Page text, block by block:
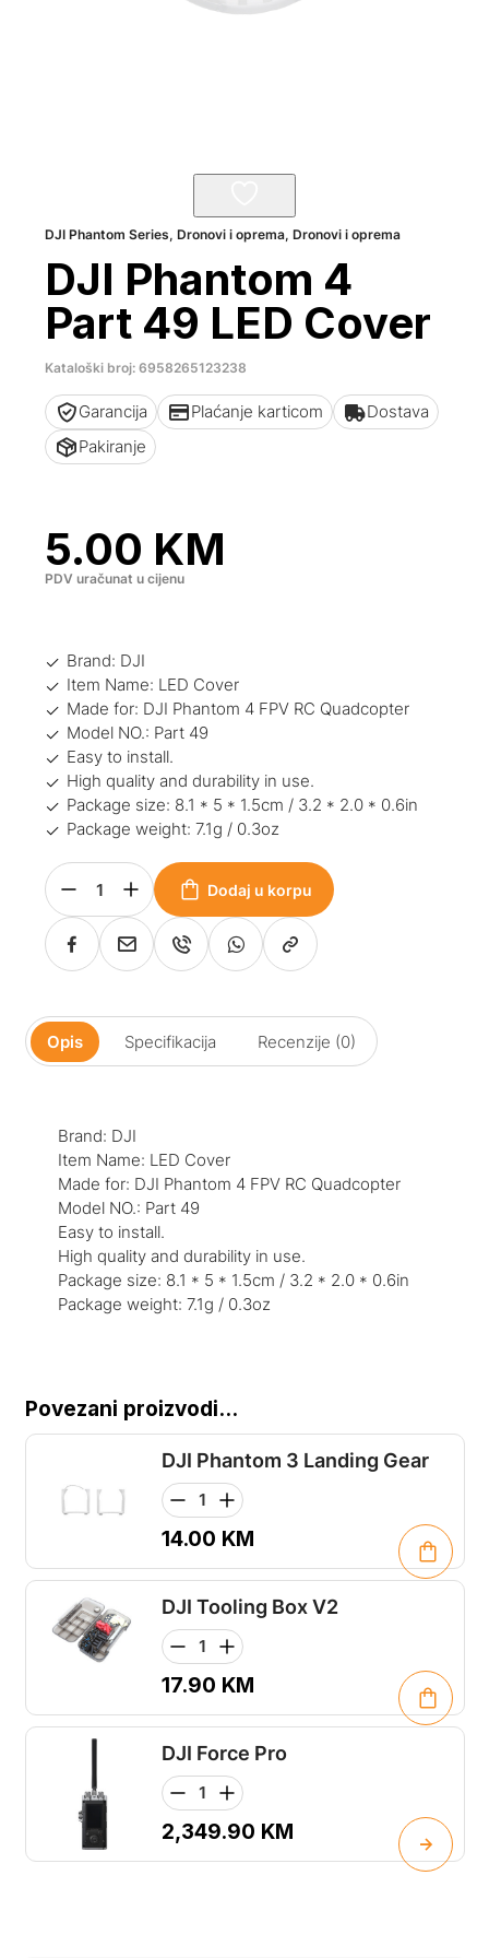
DJI Phantom Series,Dronovi i oprema,Dronovi i oprema
DJI Phantom 4
Part 49 LED Cover
Kataloški broj: 6958265123238
Garancija Plaćanje karticom
Dostava
Pakiranje
5.00 KM
PDV uračunat u cijenu
Brand: DJI
Item Name: LED Cover
Made for: DJI Phantom 4 FPV RC Quadcopter
Model NO.: Part 49
Easy to install.
High quality and durability in use.
Package size: 8.1 * 5 * 1.5cm / 3.2 * 2.0 * 0.6in
Package weight: 7.1g / 0.3oz
Dodaj u korpu
Opis Specifikacija Recenzije (0)
Brand: DJI
Item Name: LED Cover
Made for: DJI Phantom 4 FPV RC Quadcopter
Model NO.: Part 49
Easy to install.
High quality and durability in use.
Package size: 8.1 * 5 * 1.5cm / 3.2 * 2.0 * 0.6in
Package weight: 7.1g / 0.3oz
Povezani proizvodi...
DJI Phantom 3 Landing Gear
14.00 KM
DJI Tooling Box V2
17.90 KM
DJI Force Pro
2,349.90 KM